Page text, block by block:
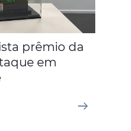
prêmio da
em